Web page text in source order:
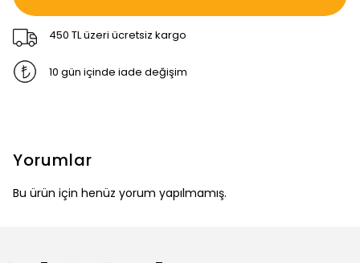
450 TL üzeri ücretsiz kargo
10 gün içinde iade değişim
Yorumlar
Bu ürün için henüz yorum yapılmamış.